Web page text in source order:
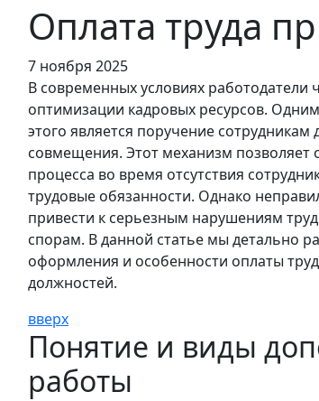
Оплата труда
7 ноября 2025
В современных условиях работодатели
оптимизации кадровых ресурсов.
этого является поручение
совмещения. Этот механизм позволяет
процесса во время отсутствия
трудовые обязанности. Однако
привести к серьезным нарушениям
спорам. В данной статье мы детально
оформления и особенности оплаты
должностей.
вверх
Понятие и виды
работы